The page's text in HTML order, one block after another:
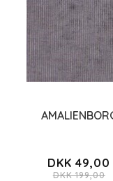
DKK 49,00
DKK 199,00